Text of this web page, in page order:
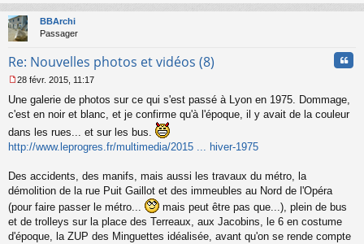
a
g
e
o
l
u
au
BBArchi
Passager
Re: Nouvelles photos et vidéos (8)
e
s
a
g
n
o
l
u
28 févr. 2015, 11:17
Une galerie de photos sur ce qui s'est passé à Lyon en 1975. Dommage,
c'est en noir et blanc, et je confirme qu'à l'époque, il y avait de la couleur
dans les rues... et sur les bus.
http://www.leprogres.fr/multimedia/2015 ... hiver-1975
Des accidents, des manifs, mais aussi les travaux du métro, la
démolition de la rue Puit Gaillot et des immeubles au Nord de l'Opéra
(pour faire passer le métro...
mais peut être pas que...), plein de bus
et de trolleys sur la place des Terreaux, aux Jacobins, le 6 en costume
d'époque, la ZUP des Minguettes idéalisée, avant qu'on se rende compte